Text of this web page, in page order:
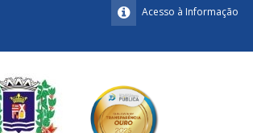
Acesso à Informação